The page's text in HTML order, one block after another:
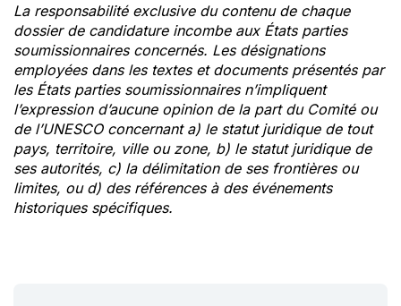
La responsabilité exclusive du contenu de chaque
dossier de candidature incombe aux États parties
soumissionnaires concernés. Les désignations
employées dans les textes et documents présentés par
les États parties soumissionnaires n’impliquent
l’expression d’aucune opinion de la part du Comité ou
de l’UNESCO concernant a) le statut juridique de tout
pays, territoire, ville ou zone, b) le statut juridique de
ses autorités, c) la délimitation de ses frontières ou
limites, ou d) des références à des événements
historiques spécifiques.